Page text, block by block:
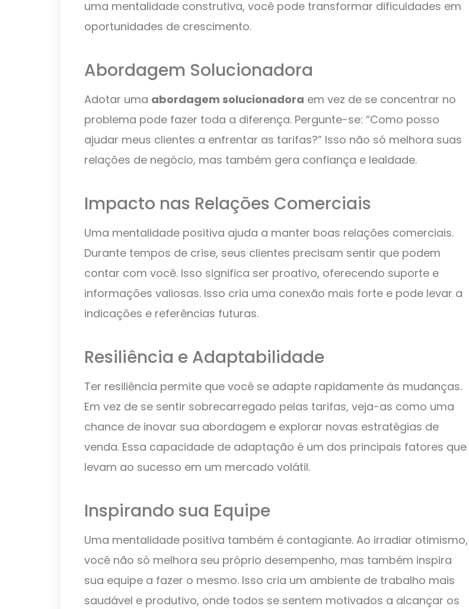
uma mentalidade construtiva, você pode transformar dificuldades em
oportunidades de crescimento.
Abordagem Solucionadora
Adotar uma abordagem solucionadora em vez de se concentrar no
problema pode fazer toda a diferença. Pergunte-se: “Como posso
ajudar meus clientes a enfrentar as tarifas?” Isso não só melhora suas
relações de negócio, mas também gera confiança e lealdade.
Impacto nas Relações Comerciais
Uma mentalidade positiva ajuda a manter boas relações comerciais.
Durante tempos de crise, seus clientes precisam sentir que podem
contar com você. Isso significa ser proativo, oferecendo suporte e
informações valiosas. Isso cria uma conexão mais forte e pode levar a
indicações e referências futuras.
Resiliência e Adaptabilidade
Ter resiliência permite que você se adapte rapidamente às mudanças.
Em vez de se sentir sobrecarregado pelas tarifas, veja-as como uma
chance de inovar sua abordagem e explorar novas estratégias de
venda. Essa capacidade de adaptação é um dos principais fatores que
levam ao sucesso em um mercado volátil.
Inspirando sua Equipe
Uma mentalidade positiva também é contagiante. Ao irradiar otimismo,
você não só melhora seu próprio desempenho, mas também inspira
sua equipe a fazer o mesmo. Isso cria um ambiente de trabalho mais
saudável e produtivo, onde todos se sentem motivados a alcançar os